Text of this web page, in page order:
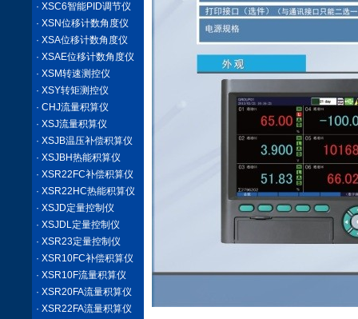
· XSC6智能PID调节仪
· XSN位移计数角度仪
· XSA位移计数角度仪
· XSAE位移计数角度仪
· XSM转速测控仪
· XSY转矩测控仪
· CHJ流量积算仪
· XSJ流量积算仪
· XSJB温压补偿积算仪
· XSJBH热能积算仪
· XSR22FC补偿积算仪
· XSR22HC热能积算仪
· XSJD定量控制仪
· XSJDL定量控制仪
· XSR23定量控制仪
· XSR10FC补偿积算仪
· XSR10F流量积算仪
· XSR20FA流量积算仪
· XSR22FA流量积算仪